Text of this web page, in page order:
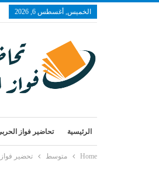
الخميس, أغسطس 6, 2026
الرئيسية تحاضير فواز
Home متوسط تحضير